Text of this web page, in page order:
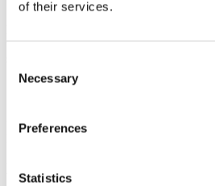
of their services.
Selection
Necessary
Preferences
Statistics
Stockholm Food & Wine
6 - 7 NOVEMBER 2026
HITTA AGITATOR NÄRA DIG